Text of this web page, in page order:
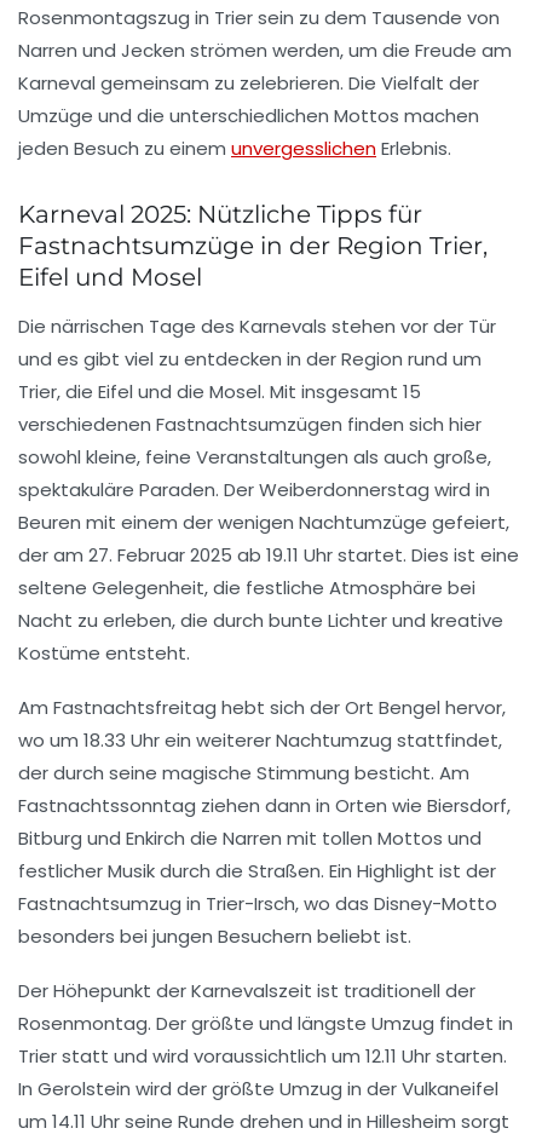
Rosenmontagszug in Trier sein zu dem Tausende von
Narren und Jecken strömen werden, um die Freude am
Karneval gemeinsam zu zelebrieren. Die Vielfalt der
Umzüge und die unterschiedlichen Mottos machen
jeden Besuch zu einem unvergesslichenErlebnis.
Karneval 2025: Nützliche Tipps für
Fastnachtsumzüge in der Region Trier,
Eifel und Mosel
Die närrischen Tage des Karnevals stehen vor der Tür
und es gibt viel zu entdecken in der Region rund um
Trier, die Eifel und die Mosel. Mit insgesamt 15
verschiedenen Fastnachtsumzügen finden sich hier
sowohl kleine, feine Veranstaltungen als auch große,
spektakuläre Paraden. DerWeiberdonnerstag wird in
Beuren mit einem der wenigen Nachtumzüge gefeiert,
der am 27. Februar 2025 ab 19.11 Uhr startet. Dies ist eine
seltene Gelegenheit, die festliche Atmosphäre bei
Nacht zu erleben, die durch bunte Lichter und kreative
Kostüme entsteht.
Am Fastnachtsfreitag hebt sich der Ort Bengel hervor,
wo um 18.33 Uhr ein weiterer Nachtumzug stattfindet,
der durch seine magische Stimmung besticht. Am
Fastnachtssonntag ziehen dann in Orten wie Biersdorf,
Bitburg und Enkirch die Narren mit tollen Mottos und
festlicher Musik durch die Straßen. Ein Highlight ist der
Fastnachtsumzug in Trier-Irsch, wo das Disney-Motto
besonders bei jungen Besuchern beliebt ist.
Der Höhepunkt der Karnevalszeit ist traditionell der
Rosenmontag. Der größte und längste Umzug findet in
Trierstatt und wird voraussichtlich um 12.11 Uhr starten.
In Gerolstein wird der größte Umzug in der Vulkaneifel
um 14.11 Uhr seine Runde drehen und in Hillesheim sorgt